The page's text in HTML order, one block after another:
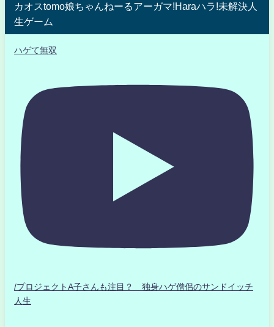
カオスtomo娘ちゃんねーるアーガマ!Haraハラ!未解決人
生ゲーム
ハゲて無双
/プロジェクトA子さんも注目？ 独身ハゲ僧侶のサンドイッチ
人生